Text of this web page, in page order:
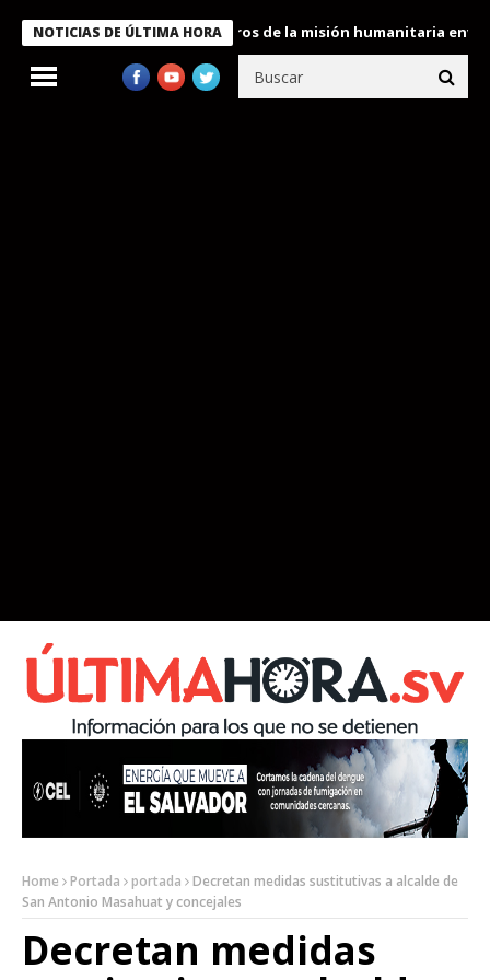
NOTICIAS DE ÚLTIMA HORA
condecora a miembros de la misión humanitaria enviada a
Home Portada portada
Decretan medidas sustitutivas a alcalde de
San Antonio Masahuat y concejales
Decretan medidas